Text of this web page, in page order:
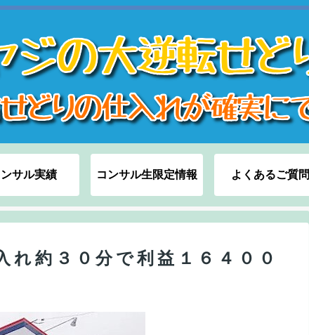
サル実績 コンサル生限定情報 よくあるご質問
れ約３０分で利益１６４００